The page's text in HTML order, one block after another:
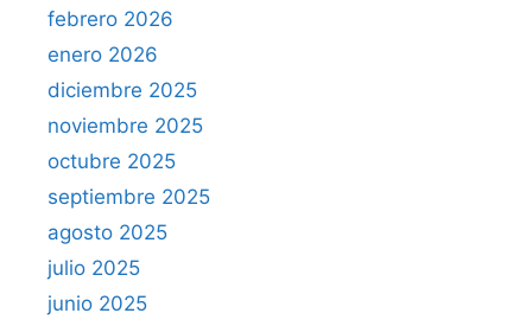
febrero 2026
enero 2026
diciembre 2025
noviembre 2025
octubre 2025
septiembre 2025
agosto 2025
julio 2025
junio 2025